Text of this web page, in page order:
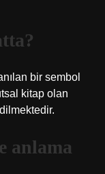
bir sembol
kitap olan
anlama